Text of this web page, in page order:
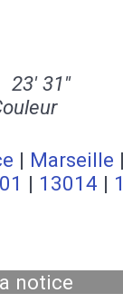
23' 31''
| Marseille
| 13014 |
notice